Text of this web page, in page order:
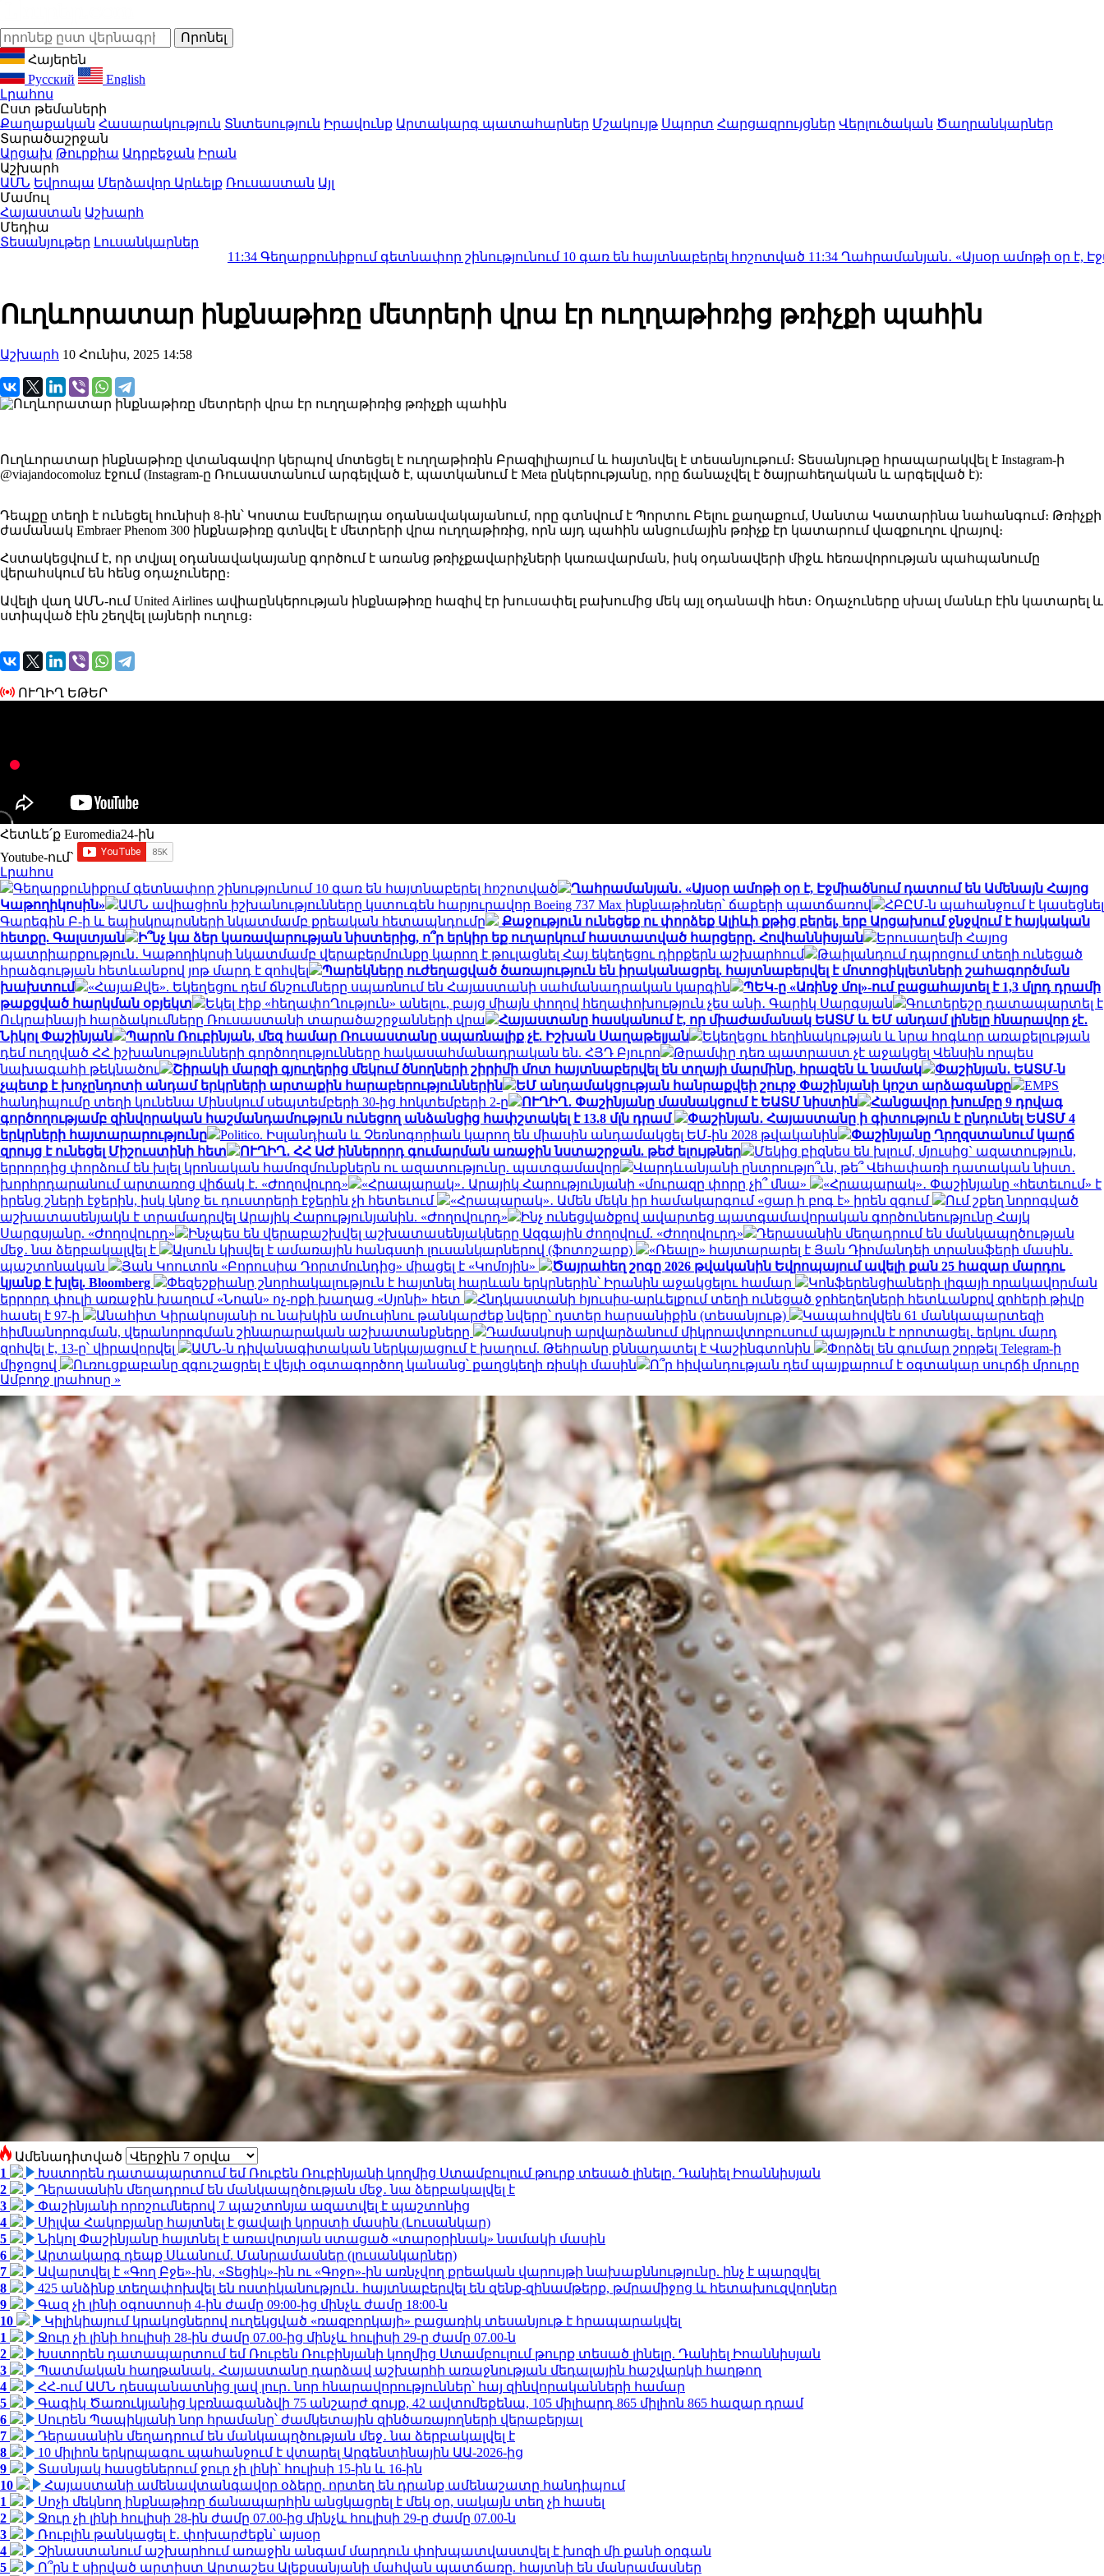
Հայերեն
Русский
English
Լրահոս
Ըստ թեմաների
Քաղաքական Հասարակություն Տնտեսություն Իրավունք Արտակարգ պատահարներ Մշակույթ Սպորտ Հարցազրույցներ Վերլուծական Ծաղրանկարներ
Տարածաշրջան
Արցախ Թուրքիա Ադրբեջան Իրան
Աշխարհ
ԱՄՆ Եվրոպա Մերձավոր Արևելք Ռուսաստան Այլ
Մամուլ
Հայաստան Աշխարհ
Մեդիա
Տեսանյութեր Լուսանկարներ
Գեղարքունիքում գետնափոր շինությունում 10 գառ են հայտնաբերել հոշոտված11:34Ղահրամանյան․ «Այսօր ամոթի օր է,
Ուղևորատար ինքնաթիռը մետրերի վրա էր ուղղաթիռից թռիչքի պահին
Աշխարհ 10 Հունիս, 2025 14:58
Ուղևորատար ինքնաթիռը վտանգավոր կերպով մոտեցել է ուղղաթիռին Բրազիլիայում և հայտնվել է տեսանյութում։ Տեսանյութը հրապարակվել է Instagram-ի
@viajandocomoluz էջում (Instagram-ը Ռուսաստանում արգելված է, պատկանում է Meta ընկերությանը, որը ճանաչվել է ծայրահեղական և արգելված է):
Դեպքը տեղի է ունեցել հունիսի 8-ին՝ Կոստա Էսմերալդա օդանավակայանում, որը գտնվում է Պորտու Բելու քաղաքում, Սանտա Կատարինա նահանգում։ Թռիչքի
ժամանակ Embraer Phenom 300 ինքնաթիռը գտնվել է մետրերի վրա ուղղաթիռից, որն այդ պահին անցումային թռիչք էր կատարում վազքուղու վրայով։
Հստակեցվում է, որ տվյալ օդանավակայանը գործում է առանց թռիչքավարիչների կառավարման, իսկ օդանավերի միջև հեռավորության պահպանումը
վերահսկում են հենց օդաչուները։
Ավելի վաղ ԱՄՆ-ում United Airlines ավիաընկերության ինքնաթիռը հազիվ էր խուսափել բախումից մեկ այլ օդանավի հետ։ Օդաչուները սխալ մանևր էին կատարել և
ստիպված էին շեղվել լայների ուղուց։
ՈՒՂԻՂ ԵԹԵՐ
Հետևե՛ք Euromedia24-ին
Youtube-ում`
Լրահոս
Գեղարքունիքում գետնափոր շինությունում 10 գառ են հայտնաբերել հոշոտված
Ղահրամանյան․ «Այսօր ամոթի օր է, Էջմիածնում դատում են Ամենայն Հայոց
Կաթողիկոսին»
ԱՄՆ ավիացիոն իշխանությունները կստուգեն հարյուրավոր Boeing 737 Max ինքնաթիռներ՝ ճաքերի պատճառով
ՀԲԸՄ-ն պահանջում է կասեցնել
Գարեգին Բ-ի և եպիսկոպոսների նկատմամբ քրեական հետապնդումը
Քաջություն ունեցեք ու փորձեք Ալիևի քթից բերել, երբ Արցախում ջնջվում է հայկական
հետքը. Գալստյան
Ի՞նչ կա ձեր կառավարության նիստերից, ո՞ր երկիր եք ուղարկում հաստատված հարցերը. Հովհաննիսյան
Երուսաղեմի Հայոց
պատրիարքություն․ Կաթողիկոսի նկատմամբ վերաբերմունքը կարող է թուլացնել Հայ եկեղեցու դիրքերն աշխարհում
Թաիլանդում դպրոցում տեղի ունեցած
հրաձգության հետևանքով յոթ մարդ է զոհվել
Պարեկները ուժեղացված ծառայություն են իրականացրել. հայտնաբերվել է մոտոցիկլետների շահագործման
խախտում
«ՀայաՔվե». Եկեղեցու դեմ ճնշումները սպառնում են Հայաստանի սահմանադրական կարգին
ՊԵԿ-ը «Առինջ մոլ»-ում բացահայտել է 1,3 մլրդ դրամի
թաքցված հարկման օբյեկտ
Եկել էիք «հեղափոՂություն» անելու, բայց միայն փողով հեղափոխություն չես անի․ Գարիկ Սարգսյան
Գուտերեշը դատապարտել է
Ուկրաինայի հարձակումները Ռուսաստանի տարածաշրջանների վրա
Հայաստանը հասկանում է, որ միաժամանակ ԵԱՏՄ և ԵՄ անդամ լինելը հնարավոր չէ․
Նիկոլ Փաշինյան
Պարոն Ռուբինյան, մեզ համար Ռուսաստանը սպառնալիք չէ. Իշխան Սաղաթելյան
Եկեղեցու հեղինակության և նրա հոգևոր առաքելության
դեմ ուղղված ՀՀ իշխանությունների գործողությունները հակասահմանադրական են. ՀՅԴ Բյուրո
Թրամփը դեռ պատրաստ չէ աջակցել Վենսին որպես
նախագահի թեկնածու
Շիրակի մարզի գյուղերից մեկում ծնողների շիրիմի մոտ հայտնաբերվել են տղայի մարմինը, հրազեն և նամակ
Փաշինյան․ ԵԱՏՄ-ն
չպետք է խոչընդոտի անդամ երկրների արտաքին հարաբերություններին
ԵՄ անդամակցության հանրաքվեի շուրջ Փաշինյանի կոշտ արձագանքը
EMPS
հանդիպումը տեղի կունենա Մինսկում սեպտեմբերի 30-ից հոկտեմբերի 2-ը
ՈՒՂԻՂ․ Փաշինյանը մասնակցում է ԵԱՏՄ նիստին
Հանցավոր խումբը 9 դրվագ
գործողությամբ զինվորական հաշմանդամություն ունեցող անձանցից հափշտակել է 13.8 մլն դրամ
Փաշինյան․ Հայաստանը ի գիտություն է ընդունել ԵԱՏՄ 4
երկրների հայտարարությունը
Politico. Իսլանդիան և Չեռնոգորիան կարող են միասին անդամակցել ԵՄ-ին 2028 թվականին
Փաշինյանը Ղրղզստանում կարճ
զրույց է ունեցել Միշուստինի հետ
ՈՒՂԻՂ․ ՀՀ ԱԺ իններորդ գումարման առաջին նստաշրջան. թեժ ելույթներ
Մեկից բիզնես են խլում, մյուսից` ազատություն,
երրորդից փորձում են խլել կրոնական համոզմունքներն ու ազատությունը. պատգամավոր
Վարդևանյանի ընտրությո՞ւն, թե՞ Վեհափառի դատական նիստ․
խորհրդարանում արտառոց վիճակ է. «Ժողովուրդ»
«Հրապարակ»․ Արայիկ Հարությունյանի «մուրազը փորը չի՞ մնա»
«Հրապարակ»․ Փաշինյանը «հետեւում» է
իրենց շների էջերին, իսկ կնոջ եւ դուստրերի էջերին չի հետեւում
«Հրապարակ»․ Ամեն մեկն իր համակարգում «ցար ի բոգ է» իրեն զգում
Ում շքեղ նորոգված
աշխատասենյակն է տրամադրվել Արայիկ Հարությունյանին. «Ժողովուրդ»
Ինչ ունեցվածքով ավարտեց պատգամավորական գործունեությունը Հայկ
Սարգսյանը. «Ժողովուրդ»
Ինչպես են վերաբաշխվել աշխատասենյակները Ազգային ժողովում. «Ժողովուրդ»
Դերասանին մեղադրում են մանկապղծության
մեջ․ նա ձերբակալվել է
Ալսուն կիսվել է ամառային հանգստի լուսանկարներով (ֆոտոշարք)
«Ռեալը» հայտարարել է Յան Դիոմանդեի տրանսֆերի մասին․
պաշտոնական
Յան Կոուտոն «Բորուսիա Դորտմունդից» միացել է «Կոմոյին»
Ծայրահեղ շոգը 2026 թվականին Եվրոպայում ավելի քան 25 հազար մարդու
կյանք է խլել. Bloomberg
Փեզեշքիանը շնորհակալություն է հայտնել հարևան երկրներին՝ Իրանին աջակցելու համար
Կոնֆերենցիաների լիգայի որակավորման
երրորդ փուլի առաջին խաղում «Նոան» ոչ-ոքի խաղաց «Սյոնի» հետ
Հնդկաստանի հյուսիս-արևելքում տեղի ունեցած ջրհեղեղների հետևանքով զոհերի թիվը
հասել է 97-ի
Անահիտ Կիրակոսյանի ու նախկին ամուսինու թանկարժեք նվերը՝ դստեր հարսանիքին (տեսանյութ)
Կապահովվեն 61 մանկապարտեզի
հիմնանորոգման, վերանորոգման շինարարական աշխատանքները
Դամասկոսի արվարձանում միկրոավտոբուսում պայթյուն է որոտացել․ երկու մարդ
զոհվել է, 13-ը՝ վիրավորվել
ԱՄՆ-ն դիվանագիտական ներկայացում է խաղում. Թեհրանը քննադատել է Վաշինգտոնին
Փորձել են գումար շորթել Telegram-ի
միջոցով
Ուռուցքաբանը զգուշացրել է վեյփ օգտագործող կանանց՝ քաղցկեղի ռիսկի մասին
Ո՞ր հիվանդության դեմ պայքարում է օգտակար սուրճի մրուրը
Ամբողջ լրահոսը »
Ամենադիտված
1
Խստորեն դատապարտում եմ Ռուբեն Ռուբինյանի կողմից Ստամբուլում թուրք տեսած լինելը. Դանիել Իոաննիսյան
2
Դերասանին մեղադրում են մանկապղծության մեջ․ նա ձերբակալվել է
3
Փաշինյանի որոշումներով 7 պաշտոնյա ազատվել է պաշտոնից
4
Սիլվա Հակոբյանը հայտնել է ցավալի կորստի մասին (Լուսանկար)
5
Նիկոլ Փաշինյանը հայտնել է առավոտյան ստացած «տարօրինակ» նամակի մասին
6
Արտակարգ դեպք Սևանում. Մանրամասներ (լուսանկարներ)
7
Ավարտվել է «Գող Բջե»-ին, «Տեցիկ»-ին ու «Գոջո»-ին առնչվող քրեական վարույթի նախաքննությունը. ինչ է պարզվել
8
425 անձինք տեղափոխվել են ոստիկանություն․ հայտնաբերվել են զենք-զինամթերք, թմրամիջոց և հետախուզվողներ
9
Գազ չի լինի օգոստոսի 4-ին ժամը 09:00-ից մինչև ժամը 18:00-ն
10
Կիլիկիայում կրակոցներով ուղեկցված «ռազբորկայի» բացառիկ տեսանյութ է հրապարակվել
1
Ջուր չի լինի հուլիսի 28-ին ժամը 07.00-ից մինչև հուլիսի 29-ը ժամը 07.00-ն
2
Խստորեն դատապարտում եմ Ռուբեն Ռուբինյանի կողմից Ստամբուլում թուրք տեսած լինելը. Դանիել Իոաննիսյան
3
Պատմական հաղթանակ․ Հայաստանը դարձավ աշխարհի առաջնության մեդալային հաշվարկի հաղթող
4
ՀՀ-ում ԱՄՆ դեսպանատնից լավ լուր․ նոր հնարավորություններ՝ հայ զինվորականների համար
5
Գագիկ Ծառուկյանից կբռնագանձվի 75 անշարժ գույք, 42 ավտոմեքենա, 105 միլիարդ 865 միլիոն 865 հազար դրամ
6
Սուրեն Պապիկյանի նոր հրամանը՝ ժամկետային զինծառայողների վերաբերյալ
7
Դերասանին մեղադրում են մանկապղծության մեջ․ նա ձերբակալվել է
8
10 միլիոն երկրպագու պահանջում է վտարել Արգենտինային ԱԱ-2026-ից
9
Տասնյակ հասցեներում ջուր չի լինի՝ հուլիսի 15-ին և 16-ին
10
Հայաստանի ամենավտանգավոր օձերը. որտեղ են դրանք ամենաշատը հանդիպում
1
Սոչի մեկնող ինքնաթիռը ճանապարհին անցկացրել է մեկ օր, սակայն տեղ չի հասել
2
Ջուր չի լինի հուլիսի 28-ին ժամը 07.00-ից մինչև հուլիսի 29-ը ժամը 07.00-ն
3
Ռուբլին թանկացել է․ փոխարժեքն՝ այսօր
4
Չինաստանում աշխարհում առաջին անգամ մարդուն փոխպատվաստվել է խոզի մի քանի օրգան
5
Ո՞րն է սիրված արտիստ Արտաշես Ալեքսանյանի մահվան պատճառը. հայտնի են մանրամասներ